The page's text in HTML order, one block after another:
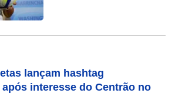
lançam hashtag
interesse do Centrão no